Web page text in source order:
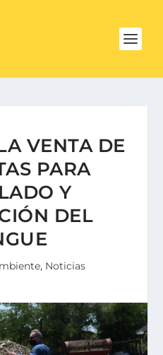
VENTA DE
PARA
Y
DEL
, Noticias